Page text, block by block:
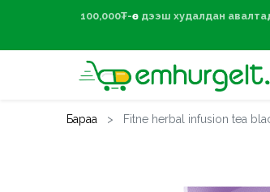
100,000₮-
Бараа Fitne herbal infusion tea